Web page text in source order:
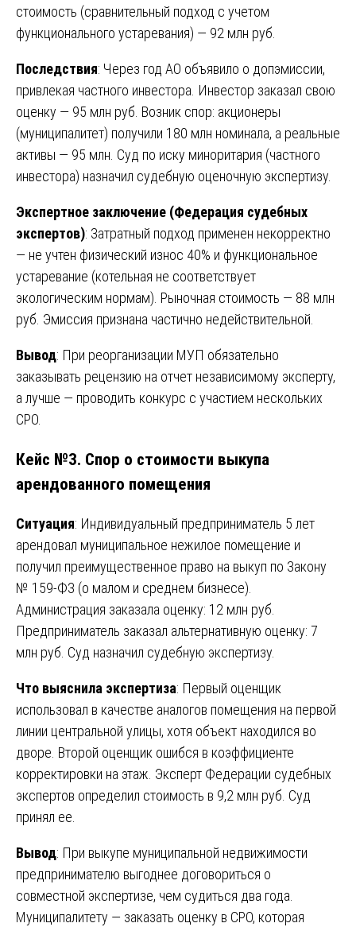
стоимость (сравнительный подход с учетом
функционального устаревания) — 92 млн руб.
Последствия: Через год АО объявило о допэмиссии,
привлекая частного инвестора. Инвестор заказал свою
оценку — 95 млн руб. Возник спор: акционеры
(муниципалитет) получили 180 млн номинала, а реальные
активы — 95 млн. Суд по иску миноритария (частного
инвестора) назначил судебную оценочную экспертизу.
Экспертное заключение (Федерация судебных
экспертов): Затратный подход применен некорректно
— не учтен физический износ 40% и функциональное
устаревание (котельная не соответствует
экологическим нормам). Рыночная стоимость — 88 млн
руб. Эмиссия признана частично недействительной.
Вывод: При реорганизации МУП обязательно
заказывать рецензию на отчет независимому эксперту,
а лучше — проводить конкурс с участием нескольких
СРО.
Кейс №3. Спор о стоимости выкупа
арендованного помещения
Ситуация: Индивидуальный предприниматель 5 лет
арендовал муниципальное нежилое помещение и
получил преимущественное право на выкуп по Закону
№ 159-ФЗ (о малом и среднем бизнесе).
Администрация заказала оценку: 12 млн руб.
Предприниматель заказал альтернативную оценку: 7
млн руб. Суд назначил судебную экспертизу.
Что выяснила экспертиза: Первый оценщик
использовал в качестве аналогов помещения на первой
линии центральной улицы, хотя объект находился во
дворе. Второй оценщик ошибся в коэффициенте
корректировки на этаж. Эксперт Федерации судебных
экспертов определил стоимость в 9,2 млн руб. Суд
принял ее.
Вывод: При выкупе муниципальной недвижимости
предпринимателю выгоднее договориться о
совместной экспертизе, чем судиться два года.
Муниципалитету — заказать оценку в СРО, которая